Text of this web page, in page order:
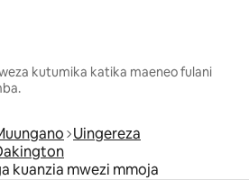
kutumika katika maeneo fulani
Uingereza
kuanzia mwezi mmoja